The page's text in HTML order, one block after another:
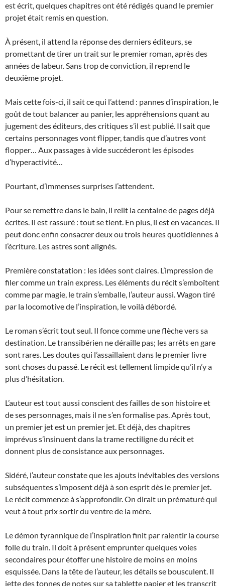
est écrit, quelques chapitres ont été rédigés quand le premier
projet était remis en question.
À présent, il attend la réponse des derniers éditeurs, se
promettant de tirer un trait sur le premier roman, après des
années de labeur. Sans trop de conviction, il reprend le
deuxième projet.
Mais cette fois-ci, il sait ce qui l’attend : pannes d’inspiration, le
goût de tout balancer au panier, les appréhensions quant au
jugement des éditeurs, des critiques s’il est publié. Il sait que
certains personnages vont flipper, tandis que d’autres vont
flopper… Aux passages à vide succéderont les épisodes
d’hyperactivité…
Pourtant, d’immenses surprises l’attendent.
Pour se remettre dans le bain, il relit la centaine de pages déjà
écrites. Il est rassuré : tout se tient. En plus, il est en vacances. Il
peut donc enfin consacrer deux ou trois heures quotidiennes à
l’écriture. Les astres sont alignés.
Première constatation : les idées sont claires. L’impression de
filer comme un train express. Les éléments du récit s’emboîtent
comme par magie, le train s’emballe, l’auteur aussi. Wagon tiré
par la locomotive de l’inspiration, le voilà débordé.
Le roman s’écrit tout seul. Il fonce comme une flèche vers sa
destination. Le transsibérien ne déraille pas; les arrêts en gare
sont rares. Les doutes qui l’assaillaient dans le premier livre
sont choses du passé. Le récit est tellement limpide qu’il n’y a
plus d’hésitation.
L’auteur est tout aussi conscient des failles de son histoire et
de ses personnages, mais il ne s’en formalise pas. Après tout,
un premier jet est un premier jet. Et déjà, des chapitres
imprévus s’insinuent dans la trame rectiligne du récit et
donnent plus de consistance aux personnages.
Sidéré, l’auteur constate que les ajouts inévitables des versions
subséquentes s’imposent déjà à son esprit dès le premier jet.
Le récit commence à s’approfondir. On dirait un prématuré qui
veut à tout prix sortir du ventre de la mère.
Le démon tyrannique de l’inspiration finit par ralentir la course
folle du train. Il doit à présent emprunter quelques voies
secondaires pour étoffer une histoire de moins en moins
esquissée. Dans la tête de l’auteur, les détails se bousculent. Il
jette des tonnes de notes sur sa tablette papier et les transcrit